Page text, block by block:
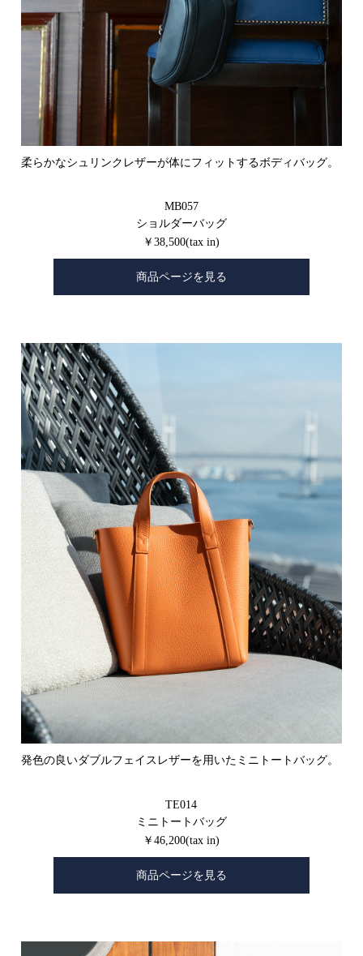
柔らかなシュリンクレザーが体にフィットするボディバッグ。
MB057
ショルダーバッグ
￥38,500(tax in)
商品ページを見る
発色の良いダブルフェイスレザーを用いたミニトートバッグ。
TE014
ミニトートバッグ
￥46,200(tax in)
商品ページを見る